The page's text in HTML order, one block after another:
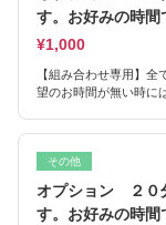
す。お好みの時間
¥1,000
【組み合わせ専用】
望のお時間が無い時に
その他
オプション ２０
す。お好みの時間